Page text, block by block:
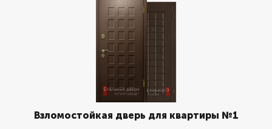
Взломостойкая дверь для квартиры №1